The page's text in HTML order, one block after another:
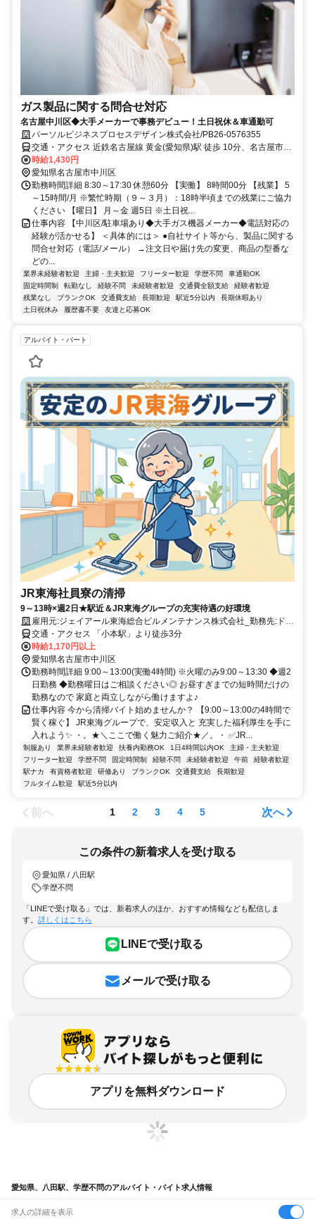
ガス製品に関する問合せ対応
名古屋中川区◆大手メーカーで事務デビュー！土日祝休＆車通勤可
パーソルビジネスプロセスデザイン株式会社/PB26-0576355
交通・アクセス 近鉄名古屋線 黄金(愛知県)駅 徒歩 10分、名古屋市営
地下鉄名城線 金山(愛知県)駅 民間バス 18分
時給1,430円
愛知県名古屋市中川区
勤務時間詳細 8:30～17:30 休憩60分 【実働】 8時間00分 【残業】 5
～15時間/月 ※繁忙時期（９～３月）：18時半頃までの残業にご協力
ください 【曜日】 月～金 週5日 ※土日祝...
仕事内容 【中川区/駐車場あり◆大手ガス機器メーカー◆電話対応の
経験が活かせる】 ＜具体的には＞ ●自社サイト等から、製品に関する
問合せ対応（電話/メール） →注文日や届け先の変更、商品の型番な
どの...
業界未経験者歓迎 主婦・主夫歓迎 フリーター歓迎 学歴不問
車通勤OK
固定時間制
転勤なし 経験不問 未経験者歓迎 交通費全額支給
経験者歓迎
残業なし
ブランクOK 交通費支給 長期歓迎 駅近5分以内
長期休暇あり
土日祝休み
履歴書不要 友達と応募OK
アルバイト・パート
JR東海社員寮の清掃
9～13時×週2日★駅近＆JR東海グループの充実待遇の好環境
雇用元:ジェイアール東海総合ビルメンテナンス株式会社_勤務先:ドミ
トリー烏森
交通・アクセス 「小本駅」より徒歩3分
時給1,170円以上
愛知県名古屋市中川区
勤務時間詳細 9:00～13:00(実働4時間) ※火曜のみ9:00～13:30 ◆週2
日勤務 ◆勤務曜日はご相談ください◎ お昼すぎまでの短時間だけの
勤務なので 家庭と両立しながら働けますよ♪
仕事内容 今から清掃バイト始めませんか？ 【9:00～13:00の4時間で
賢く稼ぐ】 JR東海グループで、安定収入と 充実した福利厚生を手に
入れよう✨ ・。★＼ここで働く魅力ご紹介★／。・ ✅JR...
制服あり 業界未経験者歓迎 扶養内勤務OK 1日4時間以内OK
主婦・主夫歓迎
フリーター歓迎
学歴不問 固定時間制 経験不問 未経験者歓迎 午前
経験者歓迎
駅ナカ
有資格者歓迎 研修あり ブランクOK 交通費支給
長期歓迎
フルタイム歓迎
駅近5分以内
前へ 1 2 3 4 5 次へ
この条件の新着求人を受け取る
愛知県 / 八田駅
学歴不問
「LINEで受け取る」では、新着求人のほか、おすすめ情報なども配信しま
す。 詳しくはこちら
LINEで受け取る
メールで受け取る
アプリを無料ダウンロード
愛知県、八田駅、学歴不問のアルバイト・バイト求人情報
求人の詳細を表示